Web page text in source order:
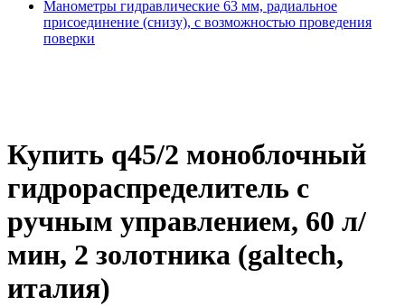
Манометры гидравлические 63 мм, радиальное
присоединение (снизу), с возможностью проведения
поверки
Купить q45/2 моноблочный
гидрораспределитель с
ручным управлением, 60 л/
мин, 2 золотника (galtech,
италия)